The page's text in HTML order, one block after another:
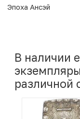
Эпоха Ансэй
В наличии
различной